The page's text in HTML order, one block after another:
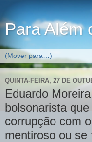
Para Além
QUINTA-FEIRA, 27 DE
Eduardo
bolsonarista
corrupção com
mentiroso ou se